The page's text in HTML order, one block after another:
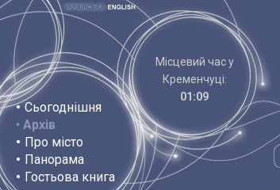
• Сьогоднішня
• Архів
• Про місто
• Панорама
• Гостьова книга
Місцевий час у
Кременчуці:
01:09